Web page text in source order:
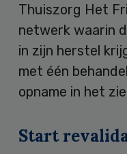
Thuiszorg Het
netwerk waarin
in zijn herstel
met één
opname in het
Start